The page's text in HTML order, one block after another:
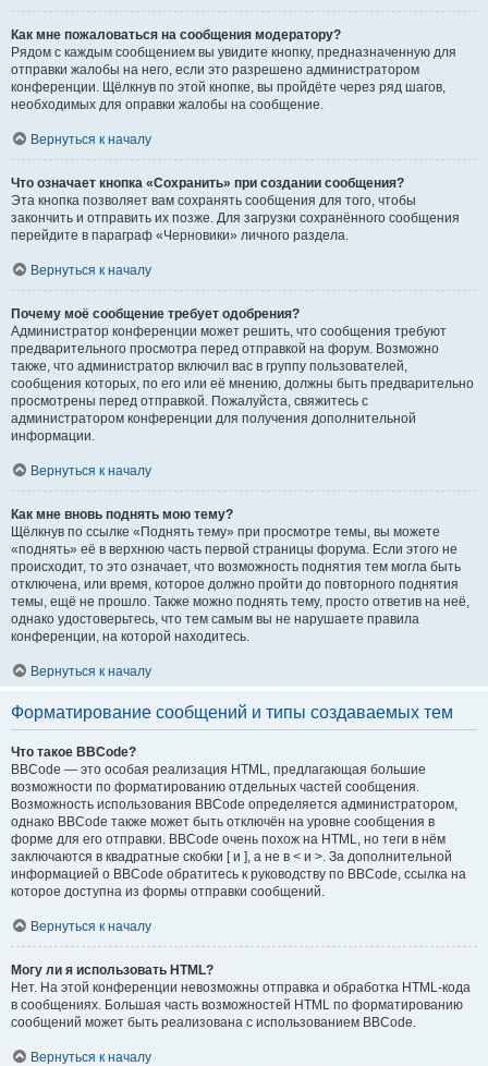
Как мне пожаловаться на сообщения модератору?
Рядом с каждым сообщением вы увидите кнопку, предназначенную для
отправки жалобы на него, если это разрешено администратором
конференции. Щёлкнув по этой кнопке, вы пройдёте через ряд шагов,
необходимых для оправки жалобы на сообщение.
Вернуться к началу
Что означает кнопка «Сохранить» при создании сообщения?
Эта кнопка позволяет вам сохранять сообщения для того, чтобы
закончить и отправить их позже. Для загрузки сохранённого сообщения
перейдите в параграф «Черновики» личного раздела.
Вернуться к началу
Почему моё сообщение требует одобрения?
Администратор конференции может решить, что сообщения требуют
предварительного просмотра перед отправкой на форум. Возможно
также, что администратор включил вас в группу пользователей,
сообщения которых, по его или её мнению, должны быть предварительно
просмотрены перед отправкой. Пожалуйста, свяжитесь с
администратором конференции для получения дополнительной
информации.
Вернуться к началу
Как мне вновь поднять мою тему?
Щёлкнув по ссылке «Поднять тему» при просмотре темы, вы можете
«поднять» её в верхнюю часть первой страницы форума. Если этого не
происходит, то это означает, что возможность поднятия тем могла быть
отключена, или время, которое должно пройти до повторного поднятия
темы, ещё не прошло. Также можно поднять тему, просто ответив на неё,
однако удостоверьтесь, что тем самым вы не нарушаете правила
конференции, на которой находитесь.
Вернуться к началу
Форматирование сообщений и типы создаваемых тем
Что такое BBCode?
BBCode — это особая реализация HTML, предлагающая большие
возможности по форматированию отдельных частей сообщения.
Возможность использования BBCode определяется администратором,
однако BBCode также может быть отключён на уровне сообщения в
форме для его отправки. BBCode очень похож на HTML, но теги в нём
заключаются в квадратные скобки [ и ], а не в < и >. За дополнительной
информацией о BBCode обратитесь к руководству по BBCode, ссылка на
которое доступна из формы отправки сообщений.
Вернуться к началу
Могу ли я использовать HTML?
Нет. На этой конференции невозможны отправка и обработка HTML-кода
в сообщениях. Большая часть возможностей HTML по форматированию
сообщений может быть реализована с использованием BBCode.
Вернуться к началу